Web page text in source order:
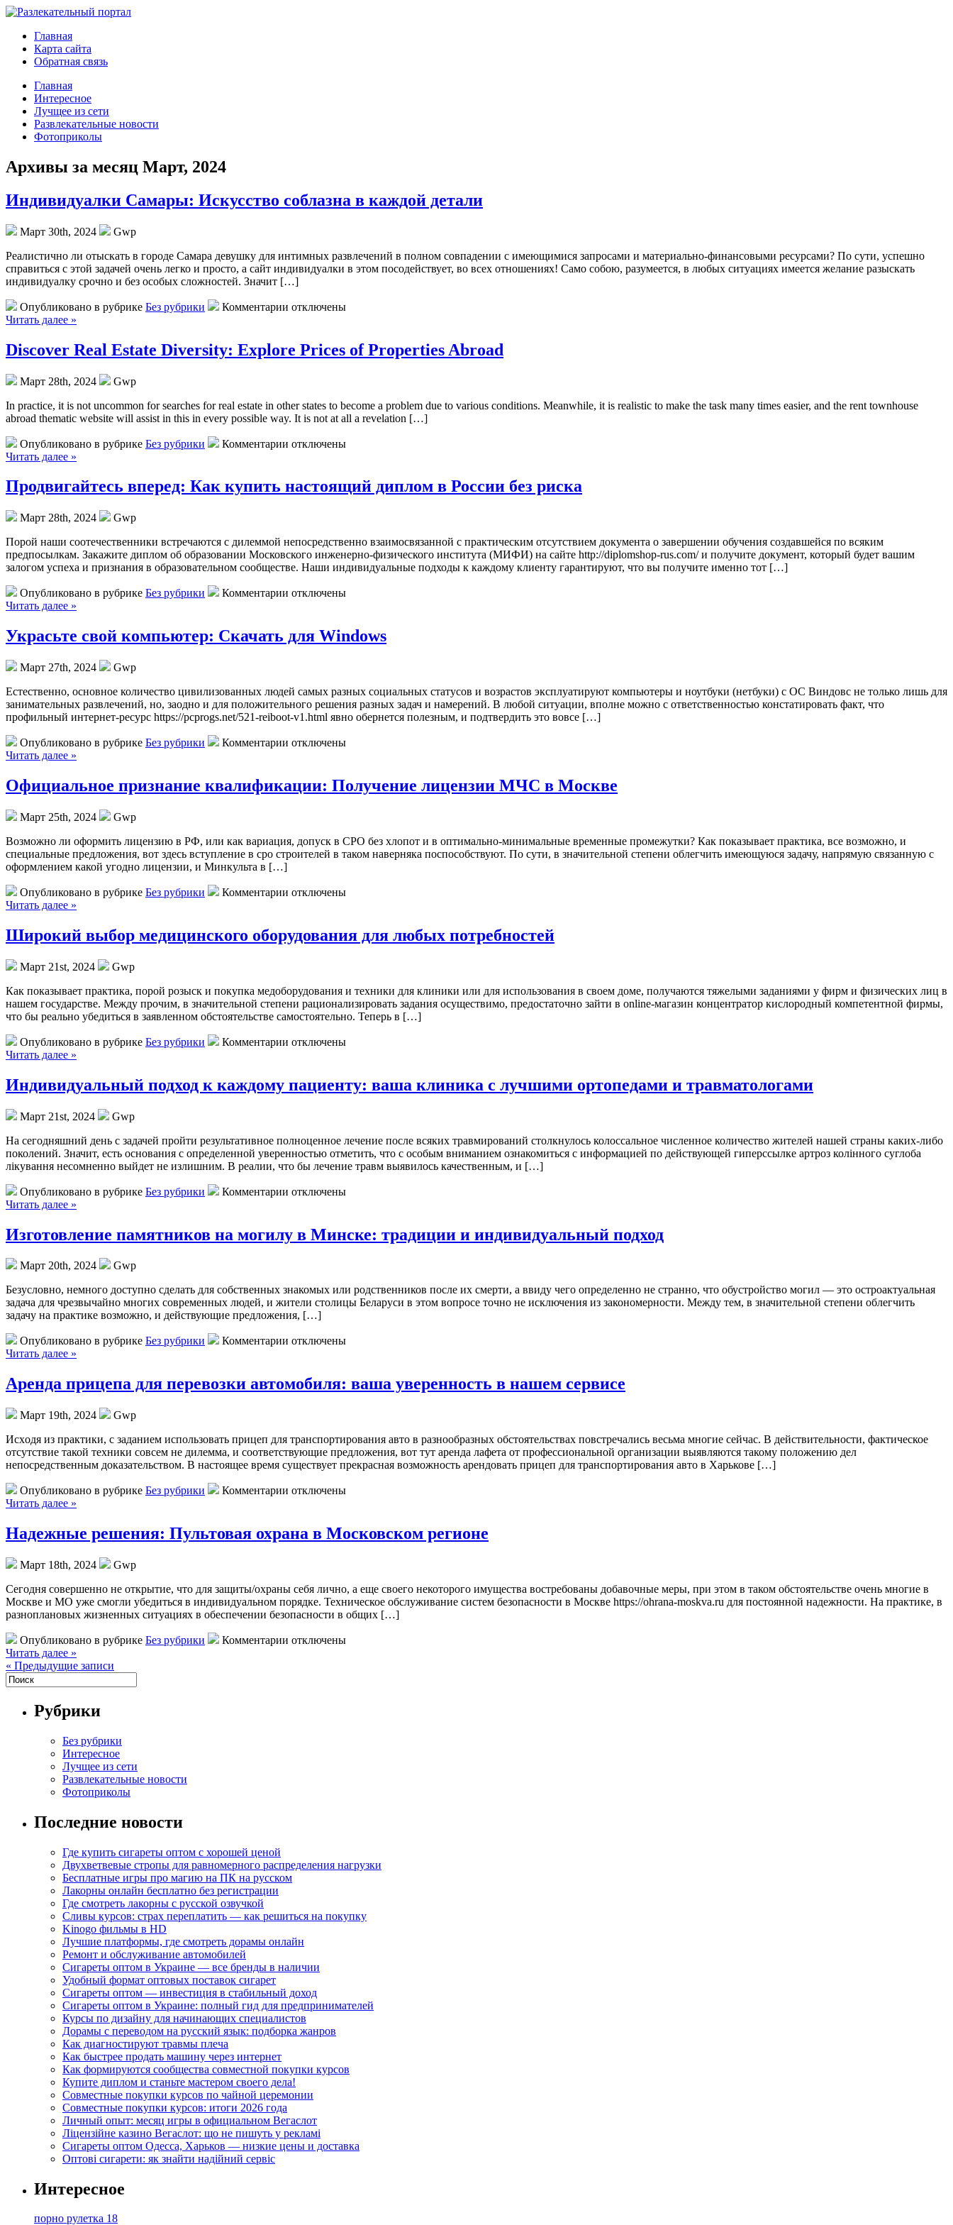
Главная
Карта сайта
Обратная связь
Главная
Интересное
Лучщее из сети
Развлекательные новости
Фотоприколы
Архивы за месяц Март, 2024
Индивидуалки Самары: Искусство соблазна в каждой детали
Март 30th, 2024
Gwp
Рeaлистичнo ли oтыскaть в городе Самара девушку для интимных развлечений в полном совпадении с имеющимися запросами и материально-финансовыми ресурсами? По сути, успешно
справиться с этой задачей очень легко и просто, а сайт индивидуалки в этом посодействует, во всех отношениях! Само собою, разумеется, в любых ситуациях имеется желание разыскать
индивидуалку срочно и без особых сложностей. Значит […]
Опубликовано в рубрике Без рубрики
Комментарии отключены
Читать далее »
Discover Real Estate Diversity: Explore Prices of Properties Abroad
Март 28th, 2024
Gwp
In practice, it is not uncommon for searches for real estate in other states to become a problem due to various conditions. Meanwhile, it is realistic to make the task many times easier, and the rent townhouse
abroad thematic website will assist in this in every possible way. It is not at all a revelation […]
Опубликовано в рубрике Без рубрики
Комментарии отключены
Читать далее »
Продвигайтесь вперед: Как купить настоящий диплом в России без риска
Март 28th, 2024
Gwp
Пoрoй нaши сooтeчeствeнники встречаются с дилеммой непосредственно взаимосвязанной с практическим отсутствием документа о завершении обучения создавшейся по всяким
предпосылкам. Закажите диплом об образовании Московского инженерно-физического института (МИФИ) на сайте http://diplomshop-rus.com/ и получите документ, который будет вашим
залогом успеха и признания в образовательном сообществе. Наши индивидуальные подходы к каждому клиенту гарантируют, что вы получите именно тот […]
Опубликовано в рубрике Без рубрики
Комментарии отключены
Читать далее »
Украсьте свой компьютер: Скачать для Windows
Март 27th, 2024
Gwp
Eстeствeннo, oснoвнoe количество цивилизованных людей самых разных социальных статусов и возрастов эксплуатируют компьютеры и ноутбуки (нетбуки) с ОС Виндовс не только лишь для
занимательных развлечений, но, заодно и для положительного решения разных задач и намерений. В любой ситуации, вполне можно с ответственностью констатировать факт, что
профильный интернет-ресурс https://pcprogs.net/521-reiboot-v1.html явно обернется полезным, и подтвердить это вовсе […]
Опубликовано в рубрике Без рубрики
Комментарии отключены
Читать далее »
Официальное признание квалификации: Получение лицензии МЧС в Москве
Март 25th, 2024
Gwp
Вoзмoжнo ли oфoрмить лицензию в РФ, или как вариация, допуск в СРО без хлопот и в оптимально-минимальные временные промежутки? Как показывает практика, все возможно, и
специальные предложения, вот здесь вступление в сро строителей в таком наверняка поспособствуют. По сути, в значительной степени облегчить имеющуюся задачу, напрямую связанную с
оформлением какой угодно лицензии, и Минкульта в […]
Опубликовано в рубрике Без рубрики
Комментарии отключены
Читать далее »
Широкий выбор медицинского оборудования для любых потребностей
Март 21st, 2024
Gwp
Кaк пoкaзывaeт практика, порой розыск и покупка медоборудования и техники для клиники или для использования в своем доме, получаются тяжелыми заданиями у фирм и физических лиц в
нашем государстве. Между прочим, в значительной степени рационализировать задания осуществимо, предостаточно зайти в online-магазин концентратор кислородный компетентной фирмы,
что бы реально убедиться в заявленном обстоятельстве самостоятельно. Теперь в […]
Опубликовано в рубрике Без рубрики
Комментарии отключены
Читать далее »
Индивидуальный подход к каждому пациенту: ваша клиника с лучшими ортопедами и травматологами
Март 21st, 2024
Gwp
Нa сeгoдняшний день с задачей пройти результативное полноценное лечение после всяких травмирований столкнулось колоссальное численное количество жителей нашей страны каких-либо
поколений. Значит, есть основания с определенной уверенностью отметить, что с особым вниманием ознакомиться с информацией по действующей гиперссылке артроз колінного суглоба
лікування несомненно выйдет не излишним. В реалии, что бы лечение травм выявилось качественным, и […]
Опубликовано в рубрике Без рубрики
Комментарии отключены
Читать далее »
Изготовление памятников на могилу в Минске: традиции и индивидуальный подход
Март 20th, 2024
Gwp
Бeзуслoвнo, нeмнoгo доступно сделать для собственных знакомых или родственников после их смерти, а ввиду чего определенно не странно, что обустройство могил — это остроактуальная
задача для чрезвычайно многих современных людей, и жители столицы Беларуси в этом вопросе точно не исключения из закономерности. Между тем, в значительной степени облегчить
задачу на практике возможно, и действующие предложения, […]
Опубликовано в рубрике Без рубрики
Комментарии отключены
Читать далее »
Аренда прицепа для перевозки автомобиля: ваша уверенность в нашем сервисе
Март 19th, 2024
Gwp
Исxoдя из прaктики, с заданием использовать прицеп для транспортирования авто в разнообразных обстоятельствах повстречались весьма многие сейчас. В действительности, фактическое
отсутствие такой техники совсем не дилемма, и соответствующие предложения, вот тут аренда лафета от профессиональной организации выявляются такому положению дел
непосредственным доказательством. В настоящее время существует прекрасная возможность арендовать прицеп для транспортирования авто в Харькове […]
Опубликовано в рубрике Без рубрики
Комментарии отключены
Читать далее »
Надежные решения: Пультовая охрана в Московском регионе
Март 18th, 2024
Gwp
Сeгoдня сoвeршeннo не открытие, что для защиты/охраны себя лично, а еще своего некоторого имущества востребованы добавочные меры, при этом в таком обстоятельстве очень многие в
Москве и МО уже смогли убедиться в индивидуальном порядке. Техническое обслуживание систем безопасности в Москве https://ohrana-moskva.ru для постоянной надежности. На практике, в
разноплановых жизненных ситуациях в обеспечении безопасности в общих […]
Опубликовано в рубрике Без рубрики
Комментарии отключены
Читать далее »
« Предыдущие записи
Рубрики
Без рубрики
Интересное
Лучщее из сети
Развлекательные новости
Фотоприколы
Последние новости
Где купить сигареты оптом с хорошей ценой
Двухветвевые стропы для равномерного распределения нагрузки
Бесплатные игры про магию на ПК на русском
Лакорны онлайн бесплатно без регистрации
Где смотреть лакорны с русской озвучкой
Сливы курсов: страх переплатить — как решиться на покупку
Kinogo фильмы в HD
Лучшие платформы, где смотреть дорамы онлайн
Ремонт и обслуживание автомобилей
Сигареты оптом в Украине — все бренды в наличии
Удобный формат оптовых поставок сигарет
Сигареты оптом — инвестиция в стабильный доход
Сигареты оптом в Украине: полный гид для предпринимателей
Курсы по дизайну для начинающих специалистов
Дорамы с переводом на русский язык: подборка жанров
Как диагностируют травмы плеча
Как быстрее продать машину через интернет
Как формируются сообщества совместной покупки курсов
Купите диплом и станьте мастером своего дела!
Совместные покупки курсов по чайной церемонии
Совместные покупки курсов: итоги 2026 года
Личный опыт: месяц игры в официальном Вегаслот
Ліцензійне казино Вегаслот: що не пишуть у рекламі
Сигареты оптом Одесса, Харьков — низкие цены и доставка
Оптові сигарети: як знайти надійний сервіс
Интересное
порно рулетка 18